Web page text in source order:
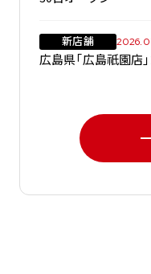
新店舗
広島県「広島祇園店